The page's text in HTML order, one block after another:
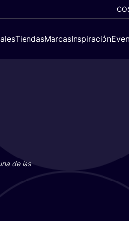
TiendasMarcasInspiración
de las